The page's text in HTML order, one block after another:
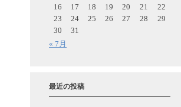
« 7月
16
17 18 19 20 21
22
23
24 25 26 27 28
29
30
31
最近の投稿